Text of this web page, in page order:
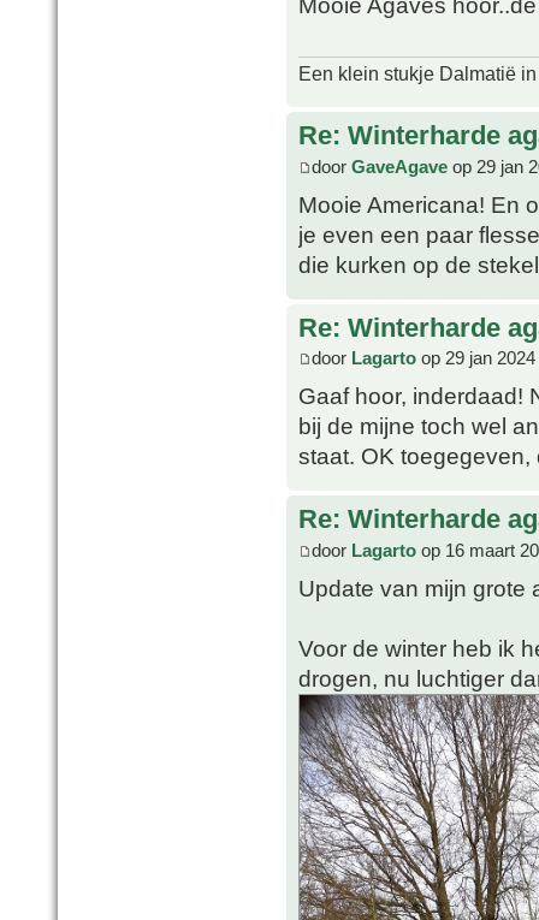
Een klein stukje Dalmatië
Re: Winterharde
door GaveAgave op 29 jan
Mooie Americana! En
je even een paar
die kurken op de
Re: Winterharde
door Lagarto op 29 jan
Gaaf hoor, inderdaad!
bij de mijne toch wel
staat. OK
Re: Winterharde
door Lagarto op 16 maart
Update van mijn grote
Voor de winter heb ik
drogen, nu luchtiger